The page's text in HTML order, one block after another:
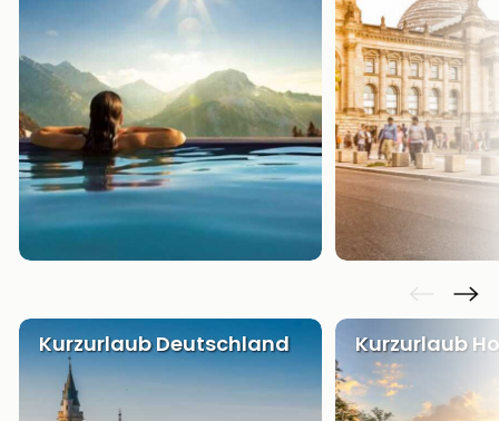
Kurzurlaub Deutschland Kurzurlaub